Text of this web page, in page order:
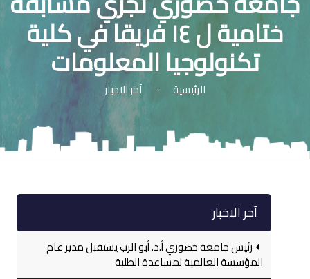
ختامية ل ١٤ فريقا في كلية
تكنولوجيا المعلومات
الرئيسية - آخر الاخبار
آخر الاخبار
رئيس جامعة خضوري أ.د. أبو الرب يستقبل مدير عام
المؤسسة العالمية لمساعدة الطلبة